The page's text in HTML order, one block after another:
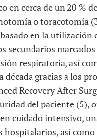
en cerca de un 20 %
o toracotomía
en la utilización
secundarios
respiratoria, así
década gracias a los
Recovery After
del paciente (5),
cuidado intensivo,
hospitalarios, así